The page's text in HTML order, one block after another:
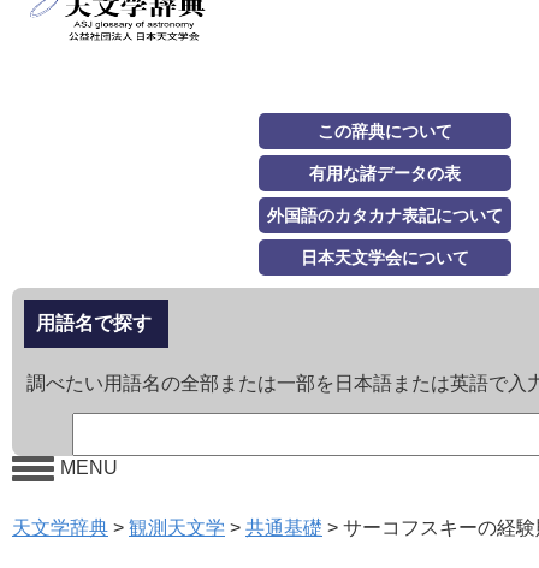
この辞典について
有用な諸データの表
外国語のカタカナ表記について
日本天文学会について
用語名で探す
調べたい用語名の全部または一部を日本語または英語で入
MENU
天文学辞典 > 観測天文学 > 共通基礎 > サーコフスキーの経験